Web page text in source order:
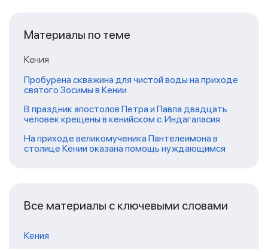
Материалы по теме
Кения
Пробурена скважина для чистой воды на приходе
святого Зосимы в Кении
В праздник апостолов Петра и Павла двадцать
человек крещены в кенийском с. Индагаласия
На приходе великомученика Пантелеимона в
столице Кении оказана помощь нуждающимся
Все материалы с ключевыми словами
Кения